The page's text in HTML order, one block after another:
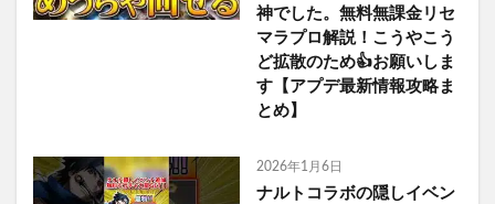
神でした。無料無課金リセ
マラプロ解説！こうやこう
ど拡散のため👍お願いしま
す【アプデ最新情報攻略ま
とめ】
2026年1月6日
ナルトコラボの隠しイベン